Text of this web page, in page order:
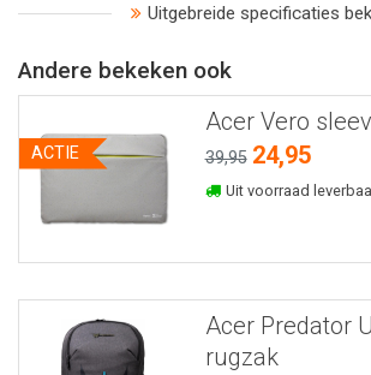
Uitgebreide specificaties
Andere bekeken ook
Acer Vero
39,95 24,95
Uit voorraad
ACTIE
Acer Predator
rugzak